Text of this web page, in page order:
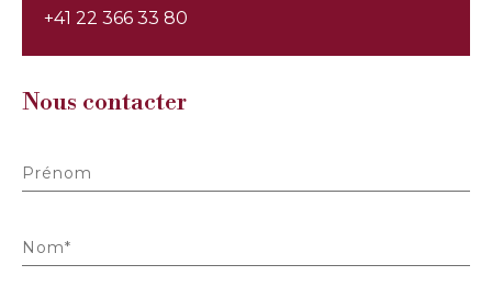
+41 22 366 33 80
Nous contacter
Prénom
Nom*